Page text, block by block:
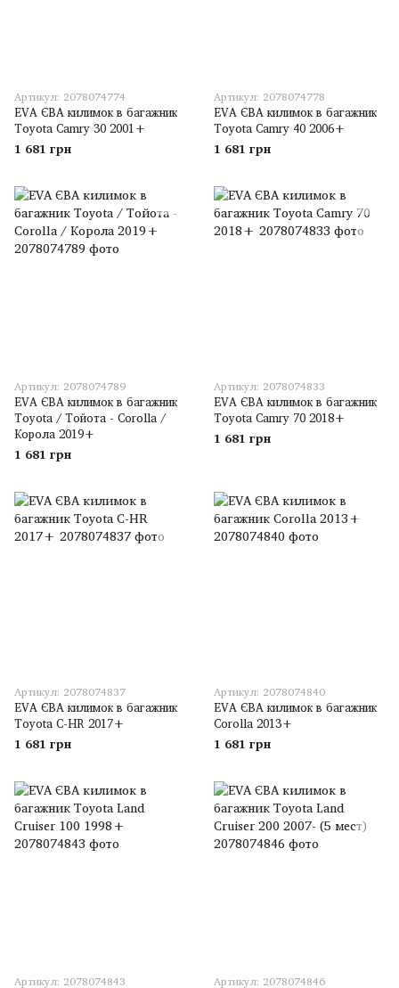
Артикул: 2078074774
EVA ЄВА килимок в багажник
Toyota Camry 30 2001+
1 681 грн
Артикул: 2078074778
EVA ЄВА килимок в багажник
Toyota Camry 40 2006+
1 681 грн
Артикул: 2078074789
EVA ЄВА килимок в багажник
Toyota / Тойота - Corolla /
Корола 2019+
1 681 грн
Артикул: 2078074833
EVA ЄВА килимок в багажник
Toyota Camry 70 2018+
1 681 грн
Артикул: 2078074837
EVA ЄВА килимок в багажник
Toyota C-HR 2017+
1 681 грн
Артикул: 2078074840
EVA ЄВА килимок в багажник
Corolla 2013+
1 681 грн
Артикул: 2078074843 Артикул: 2078074846